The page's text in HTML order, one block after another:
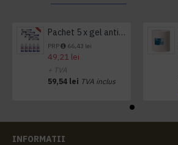
Pachet 5 x gel antibacterian 50ml si 3 x Servetele antibacteriene 48 buc Hygienium
PRP 66,43 lei
49,21 lei
+ TVA
59,54 lei TVA inclus
INFORMATII